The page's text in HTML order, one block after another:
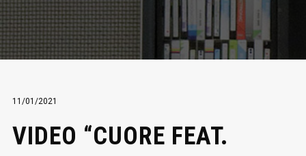
11/01/2021
VIDEO “CUORE FEAT.